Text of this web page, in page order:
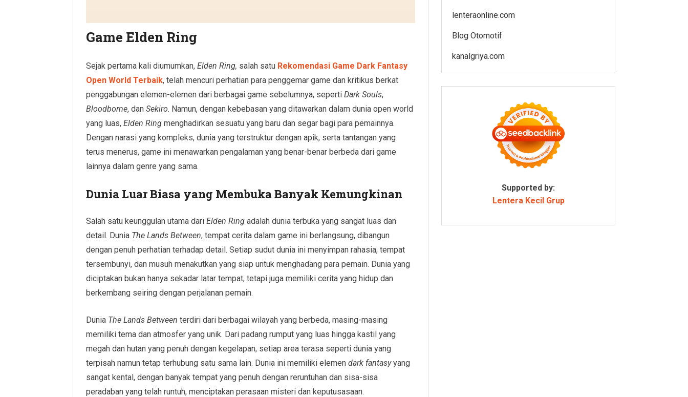
Game Elden Ring
Sejak pertama kali diumumkan, Elden Ring, salah satu Rekomendasi Game Dark Fantasy
Open World Terbaik, telah mencuri perhatian para penggemar game dan kritikus berkat
penggabungan elemen-elemen dari berbagai game sebelumnya, seperti Dark Souls,
Bloodborne, dan Sekiro. Namun, dengan kebebasan yang ditawarkan dalam dunia open world
yang luas, Elden Ring menghadirkan sesuatu yang baru dan segar bagi para pemainnya.
Dengan narasi yang kompleks, dunia yang terstruktur dengan apik, serta tantangan yang
terus menerus, game ini menawarkan pengalaman yang benar-benar berbeda dari game
lainnya dalam genre yang sama.
Dunia Luar Biasa yang Membuka Banyak Kemungkinan
Salah satu keunggulan utama dari Elden Ring adalah dunia terbuka yang sangat luas dan
detail. Dunia The Lands Between, tempat cerita dalam game ini berlangsung, dibangun
dengan penuh perhatian terhadap detail. Setiap sudut dunia ini menyimpan rahasia, tempat
tersembunyi, dan musuh menakutkan yang siap untuk menghadang para pemain. Dunia yang
diciptakan bukan hanya sekadar latar tempat, tetapi juga memiliki cerita yang hidup dan
berkembang seiring dengan perjalanan pemain.
Dunia The Lands Between terdiri dari berbagai wilayah yang berbeda, masing-masing
memiliki tema dan atmosfer yang unik. Dari padang rumput yang luas hingga kastil yang
megah dan hutan yang penuh dengan kegelapan, setiap area terasa seperti dunia yang
terpisah namun tetap terhubung satu sama lain. Dunia ini memiliki elemen dark fantasyyang
sangat kental, dengan banyak tempat yang penuh dengan reruntuhan dan sisa-sisa
peradaban yang telah runtuh, menciptakan perasaan misteri dan keputusasaan.
lenteraonline.com
Blog Otomotif
kanalgriya.com
Supported by:
Lentera Kecil Grup